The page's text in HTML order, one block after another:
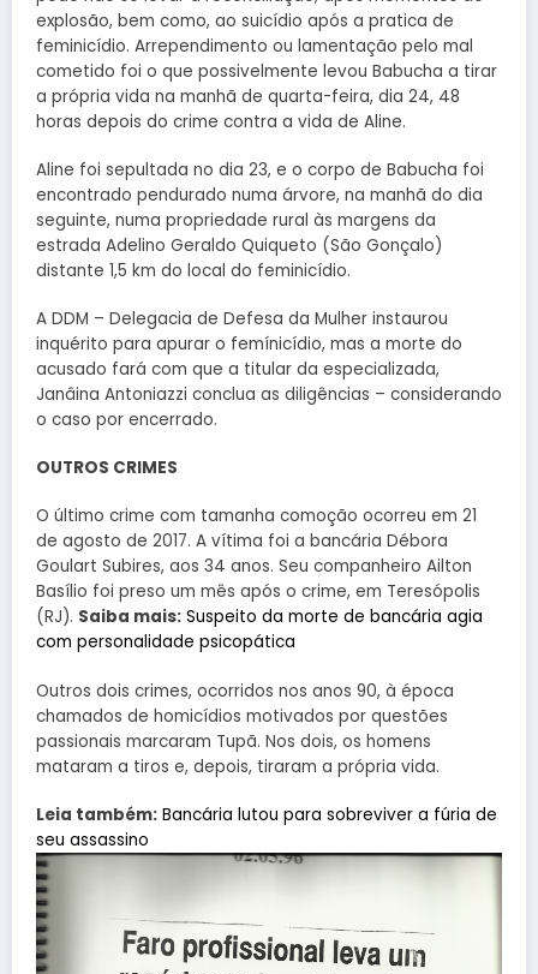
explosão, bem como, ao suicídio após a pratica de
feminicídio. Arrependimento ou lamentação pelo mal
cometido foi o que possivelmente levou Babucha a tirar
a própria vida na manhã de quarta-feira, dia 24, 48
horas depois do crime contra a vida de Aline.
Aline foi sepultada no dia 23, e o corpo de Babucha foi
encontrado pendurado numa árvore, na manhã do dia
seguinte, numa propriedade rural às margens da
estrada Adelino Geraldo Quiqueto (São Gonçalo)
distante 1,5 km do local do feminicídio.
A DDM – Delegacia de Defesa da Mulher instaurou
inquérito para apurar o femínicídio, mas a morte do
acusado fará com que a titular da especializada,
Janâina Antoniazzi conclua as diligências – considerando
o caso por encerrado.
OUTROS CRIMES
O último crime com tamanha comoção ocorreu em 21
de agosto de 2017. A vítima foi a bancária Débora
Goulart Subires, aos 34 anos. Seu companheiro Ailton
Basílio foi preso um mês após o crime, em Teresópolis
(RJ). Saiba mais: Suspeito da morte de bancária agia
com personalidade psicopática
Outros dois crimes, ocorridos nos anos 90, à época
chamados de homicídios motivados por questões
passionais marcaram Tupã. Nos dois, os homens
mataram a tiros e, depois, tiraram a própria vida.
Leia também: Bancária lutou para sobreviver a fúria de
seu assassino